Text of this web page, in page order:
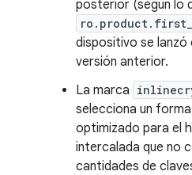
posterior (según lo
dispositivo se lanzó
versión anterior.
La marca
selecciona un
optimizado para el
intercalada que no
cantidades de